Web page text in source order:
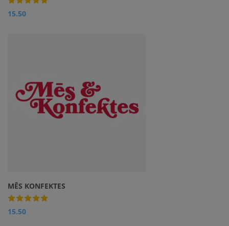
15.50
MĒS KONFEKTES
15.50